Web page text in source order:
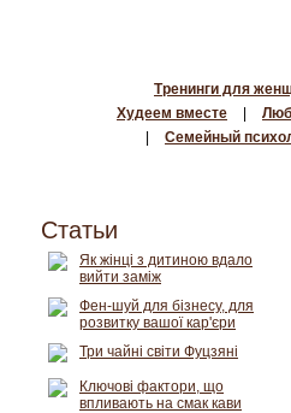
Тренинги для
Худеем вместе
Семейный
Статьи
Як жінці з дитиною вдало
вийти заміж
Фен-шуй для бізнесу, для
розвитку вашої кар'єри
Три чайні світи Фуцзяні
Ключові фактори, що
впливають на смак кави